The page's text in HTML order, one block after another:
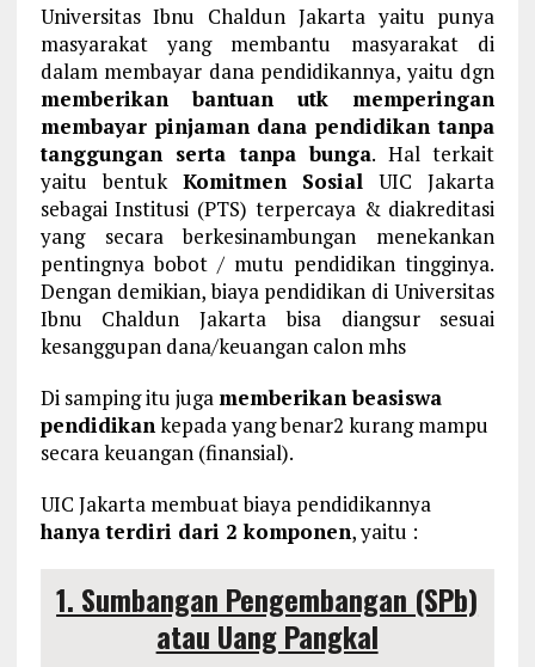
Universitas Ibnu Chaldun Jakarta yaitu punya
masyarakat yang membantu masyarakat di
dalam membayar dana pendidikannya, yaitu dgn
memberikan bantuan utk memperingan
membayar pinjaman dana pendidikan tanpa
tanggungan serta tanpa bunga. Hal terkait
yaitu bentuk Komitmen Sosial UIC Jakarta
sebagai Institusi (PTS) terpercaya & diakreditasi
yang secara berkesinambungan menekankan
pentingnya bobot / mutu pendidikan tingginya.
Dengan demikian, biaya pendidikan di Universitas
Ibnu Chaldun Jakarta bisa diangsur sesuai
kesanggupan dana/keuangan calon mhs
Di samping itu juga memberikan beasiswa
pendidikan kepada yang benar2 kurang mampu
secara keuangan (finansial).
UIC Jakarta membuat biaya pendidikannya
hanya terdiri dari 2 komponen, yaitu :
1. Sumbangan Pengembangan (SPb)
atau Uang Pangkal